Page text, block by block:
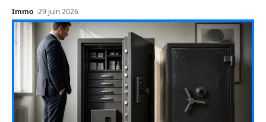
Immo 29 juin 2026